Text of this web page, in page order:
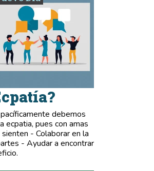
debemos
ecpatia, pues con amas
- Colaborar en la
- Ayudar a encontrar